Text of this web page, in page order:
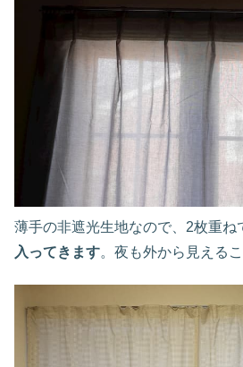
薄手の非遮光生地なので、2枚重ね
入ってきます。夜も外から見える